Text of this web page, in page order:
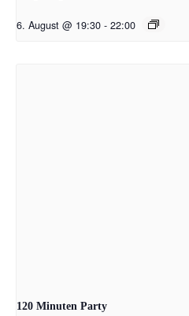
6. August @ 19:30 - 22:00
120 Minuten Party